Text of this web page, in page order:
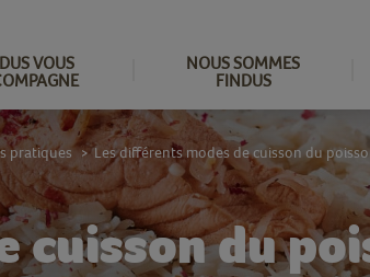
VOUS
NOUS SOMMES
FINDUS
cuisson du
pratiques > Les différents modes de cuisson du